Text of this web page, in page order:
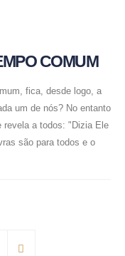
COMUM
fica, desde logo, a
um de nós? No entanto
revela a todos: "Dizia Ele
são para todos e o